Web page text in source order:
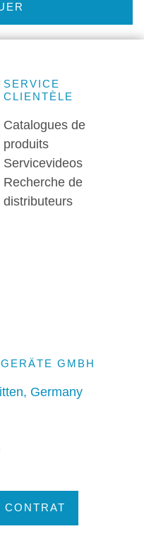
SERVICE
CLIENTÈLE
Catalogues de
produits
Servicevideos
Recherche de
distributeurs
GMBH
Germany
CONTRAT